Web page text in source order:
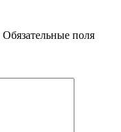
Обязательные поля